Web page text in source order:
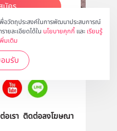
วัตถุประสงค์ในการพัฒนาประสบการณ์
ยละเอียดได้ใน นโยบายคุกกี้ และ เรียนรู้
มเติม
มรับ
มัคร
เราได้ที่
อเรา ติดต่อลงโฆษณา